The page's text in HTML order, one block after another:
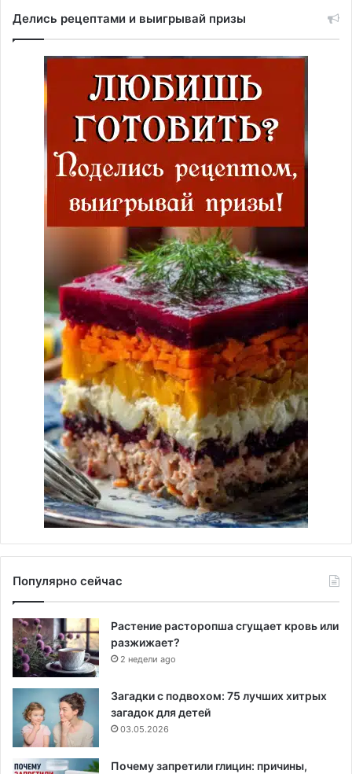
Делись рецептами и выигрывай призы
Популярно сейчас
Растение расторопша сгущает кровь или
разжижает?
2 недели ago
Загадки с подвохом: 75 лучших хитрых
загадок для детей
03.05.2026
Почему запретили глицин: причины,